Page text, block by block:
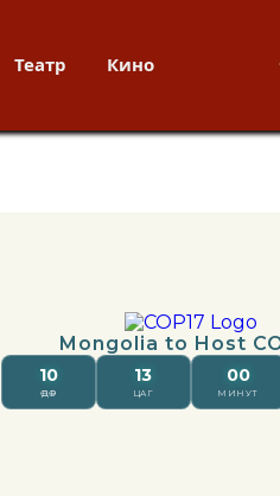
Театр Кино